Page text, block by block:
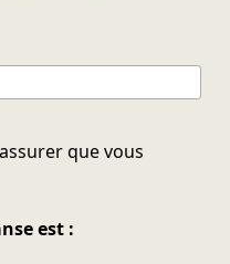
que vous
est :